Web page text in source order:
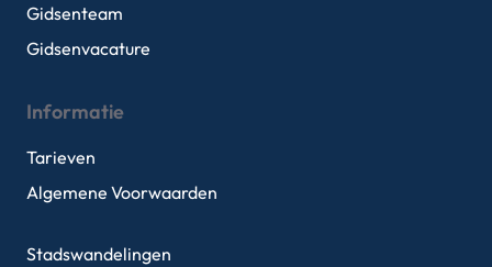
Gidsenteam
Gidsenvacature
Informatie
Tarieven
Algemene Voorwaarden
Stadswandelingen